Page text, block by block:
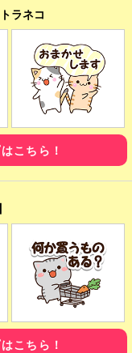
ラネコ
こちら！
こちら！